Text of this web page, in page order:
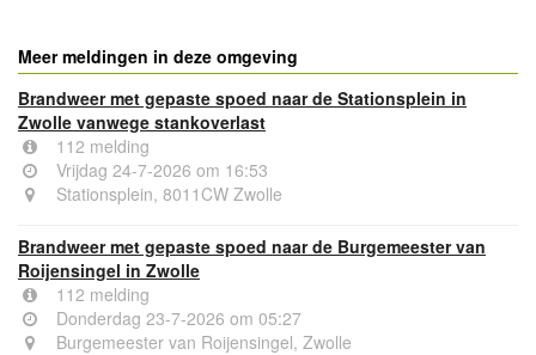
Meer meldingen in deze omgeving
Brandweer met gepaste spoed naar de Stationsplein in
Zwolle vanwege stankoverlast
112 melding
Vrijdag 24-7-2026 om 16:53
Stationsplein, 8011CW Zwolle
Brandweer met gepaste spoed naar de Burgemeester van
Roijensingel in Zwolle
112 melding
Donderdag 23-7-2026 om 05:27
Burgemeester van Roijensingel, Zwolle